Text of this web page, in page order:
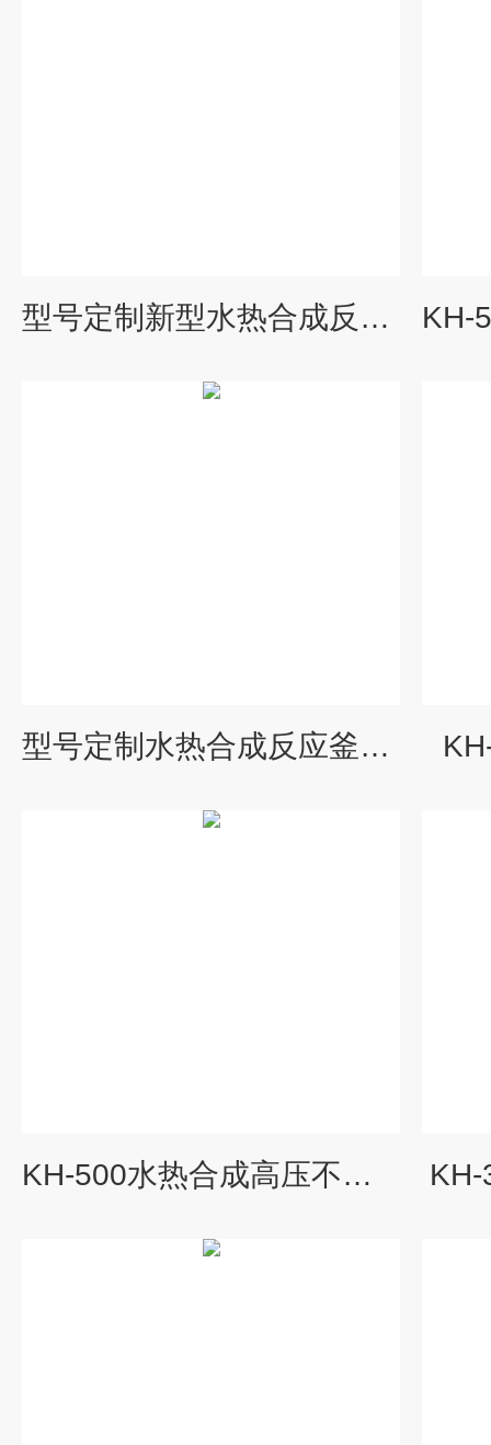
型号定制新型水热合成反应釜
型号定制水热合成反应釜PPL
KH-500水热合成高压不锈钢反应釜